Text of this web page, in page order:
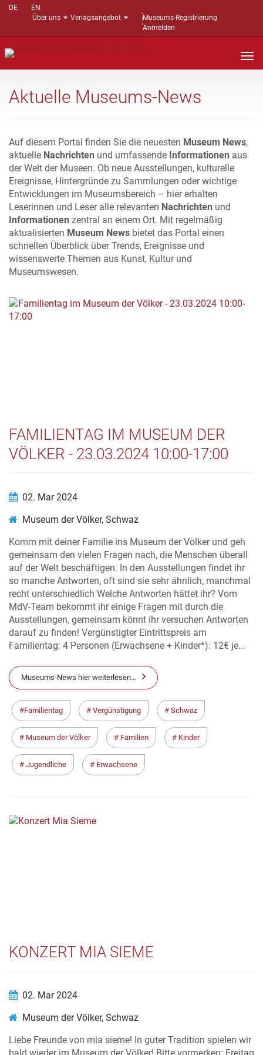
DE
EN
Über uns
Verlagsangebot
Museums-Registrierung
Anmelden
Aktuelle Museums-News
Auf diesem Portal finden Sie die neuesten Museum News,
aktuelle Nachrichten und umfassende Informationen aus
der Welt der Museen. Ob neue Ausstellungen, kulturelle
Ereignisse, Hintergründe zu Sammlungen oder wichtige
Entwicklungen im Museumsbereich – hier erhalten
Leserinnen und Leser alle relevanten Nachrichten und
Informationen zentral an einem Ort. Mit regelmäßig
aktualisierten Museum News bietet das Portal einen
schnellen Überblick über Trends, Ereignisse und
wissenswerte Themen aus Kunst, Kultur und
Museumswesen.
FAMILIENTAG IM MUSEUM DER
VÖLKER - 23.03.2024 10:00-17:00
02. Mar 2024
Museum der Völker, Schwaz
Komm mit deiner Familie ins Museum der Völker und geh
gemeinsam den vielen Fragen nach, die Menschen überall
auf der Welt beschäftigen. In den Ausstellungen findet ihr
so manche Antworten, oft sind sie sehr ähnlich, manchmal
recht unterschiedlich Welche Antworten hättet ihr? Vom
MdV-Team bekommt ihr einige Fragen mit durch die
Ausstellungen, gemeinsam könnt ihr versuchen Antworten
darauf zu finden! Vergünstigter Eintrittspreis am
Familientag: 4 Personen (Erwachsene + Kinder*): 12€ je...
Museums-News hier weiterlesen…
Familientag Vergünstigung Schwaz
Museum der Völker Familien Kinder
Jugendliche Erwachsene
KONZERT MIA SIEME
02. Mar 2024
Museum der Völker, Schwaz
Liebe Freunde von mia sieme! In guter Tradition spielen wir